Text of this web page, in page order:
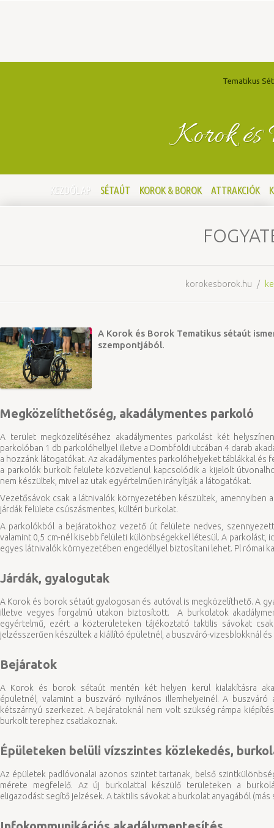
Korok
Tematikus
KEZDŐLAP SÉTAÚT KOROK & BOROK ATTRAKCIÓK
korokesborok.hu /
A Korok és Borok Tematikus sétaút
szempontjából.
Megközelíthetőség, akadálymentes parkoló
A terület megközelítéséhez akadálymentes parkolást két
parkolóban 1 db parkolóhellyel illetve a Dombföldi utcában 4 darab
a hozzánk látogatókat. Az akadálymentes parkolóhelyeket táblákkal és
a parkolók burkolt felülete közvetlenül kapcsolódik a kijelölt
nem készültek, mivel az utak egyértelműen irányítják a látogatókat.
Vezetősávok csak a látnivalók környezetében készültek, amennyiben
járdák felülete csúszásmentes, kültéri burkolat.
A parkolókból a bejáratokhoz vezető út felülete nedves,
valamint 0,5 cm-nél kisebb felületi különbségekkel létesül. A parkolást,
egyes látnivalók környezetében engedéllyel biztosítani lehet. Pl római
Járdák, gyalogutak
A Korok és borok sétaút gyalogosan és autóval is megközelíthető. A
illetve vegyes forgalmú utakon biztosított. A burkolatok
egyértelmű, ezért a közterületeken tájékoztató taktilis sávokat
jelzésszerűen készültek a kiállító épületnél, a buszváró-vizesblokknál és
Bejáratok
A Korok és borok sétaút mentén két helyen kerül kialakításra
épületnél, valamint a buszváró nyilvános illemhelyeinél. A buszváró
kétszárnyú szerkezet. A bejáratoknál nem volt szükség rámpa
burkolt terephez csatlakoznak.
Épületeken belüli vízszintes közlekedés,
Az épületek padlóvonalai azonos szintet tartanak, belső
mérete megfelelő. Az új burkolattal készülő területeken a
eligazodást segítő jelzések. A taktilis sávokat a burkolat anyagából